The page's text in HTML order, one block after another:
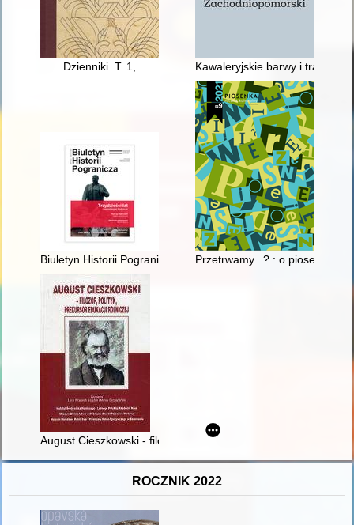
Dzienniki. T. 1, Kawaleryjskie barwy i tradycje
Biuletyn Historii Pogranicza : pismo Oddziału Polskiego
Przetrwamy...? : o piosenkach
August Cieszkowski - filozof, polityk, prekursor edukacji
ROCZNIK 2022